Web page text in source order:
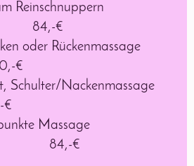
Reinschnuppern
84,-€
oder Rückenmassage
€
Schulter/Nackenmassage
€
Massage
84,-€